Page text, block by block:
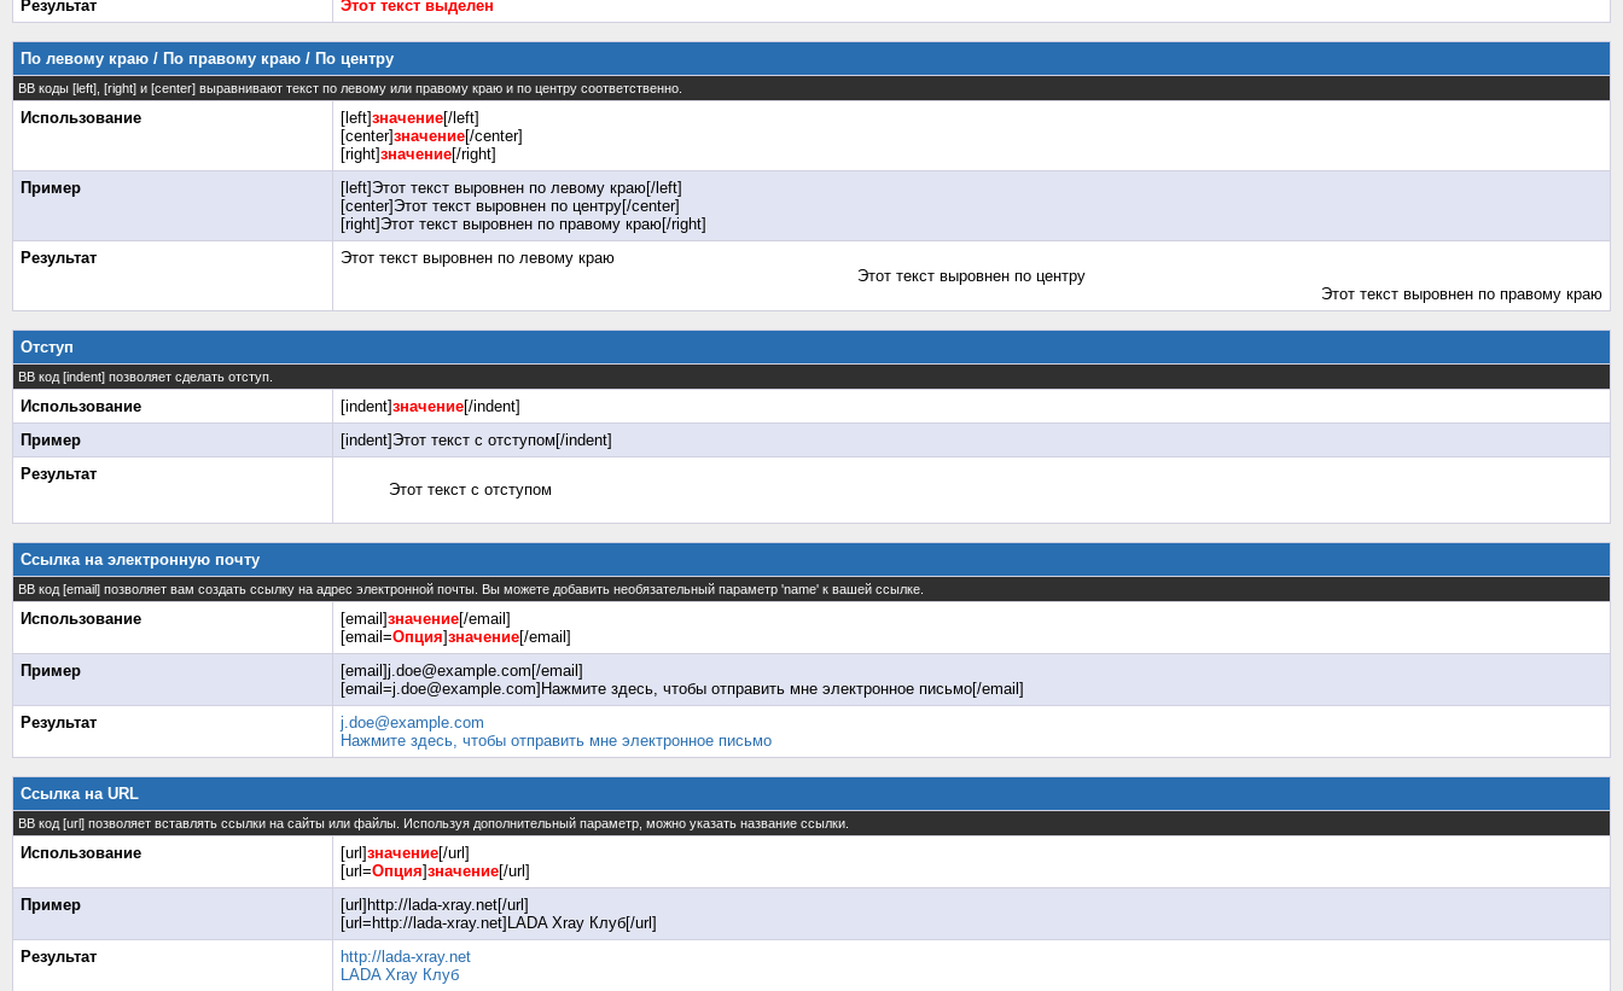
Результат
Этот текст выделен
По левому краю / По правому краю / По центру
BB коды [left], [right] и [center] выравнивают текст по левому или правому краю и по центру соответственно.
Использование [left]значение[/left]
[center]значение[/center]
[right]значение[/right]
Пример
[left]Этот текст выровнен по левому краю[/left]
[center]Этот текст выровнен по центру[/center]
[right]Этот текст выровнен по правому краю[/right]
Результат
Этот текст выровнен по левому краю
Этот текст выровнен по центру
Этот текст выровнен по правому краю
Отступ
BB код [indent] позволяет сделать отступ.
Использование [indent]значение[/indent]
Пример
[indent]Этот текст с отступом[/indent]
Результат
Этот текст с отступом
Ссылка на электронную почту
BB код [email] позволяет вам создать ссылку на адрес электронной почты. Вы можете добавить необязательный параметр 'name' к вашей ссылке.
Использование [email]значение[/email]
[email=Опция]значение[/email]
Пример
[email]j.doe@example.com[/email]
[email=j.doe@example.com]Нажмите здесь, чтобы отправить мне электронное письмо[/email]
Результат
j.doe@example.com
Нажмите здесь, чтобы отправить мне электронное письмо
Ссылка на URL
BB код [url] позволяет вставлять ссылки на сайты или файлы. Используя дополнительный параметр, можно указать название ссылки.
Использование [url]значение[/url]
[url=Опция]значение[/url]
Пример
[url]http://lada-xray.net[/url]
[url=http://lada-xray.net]LADA Xray Клуб[/url]
Результат
http://lada-xray.net
LADA Xray Клуб